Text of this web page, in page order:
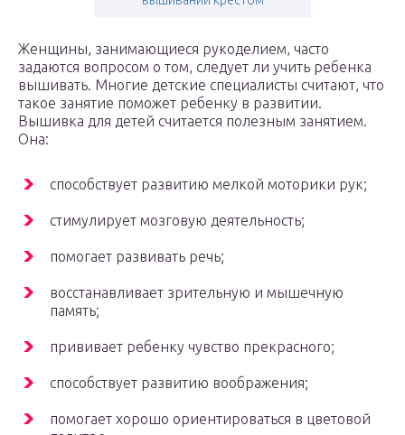
Женщины, занимающиеся рукоделием, часто
задаются вопросом о том, следует ли учить ребенка
вышивать. Многие детские специалисты считают, что
такое занятие поможет ребенку в развитии.
Вышивка для детей считается полезным занятием.
Она:
способствует развитию мелкой моторики рук;
стимулирует мозговую деятельность;
помогает развивать речь;
восстанавливает зрительную и мышечную
память;
прививает ребенку чувство прекрасного;
способствует развитию воображения;
помогает хорошо ориентироваться в цветовой